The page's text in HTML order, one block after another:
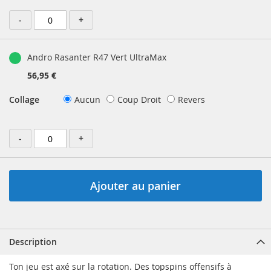
- +
Andro Rasanter R47 Vert UltraMax
56,95 €
Collage Aucun Coup Droit Revers
- +
Ajouter au panier
Description
Ton jeu est axé sur la rotation. Des topspins offensifs à